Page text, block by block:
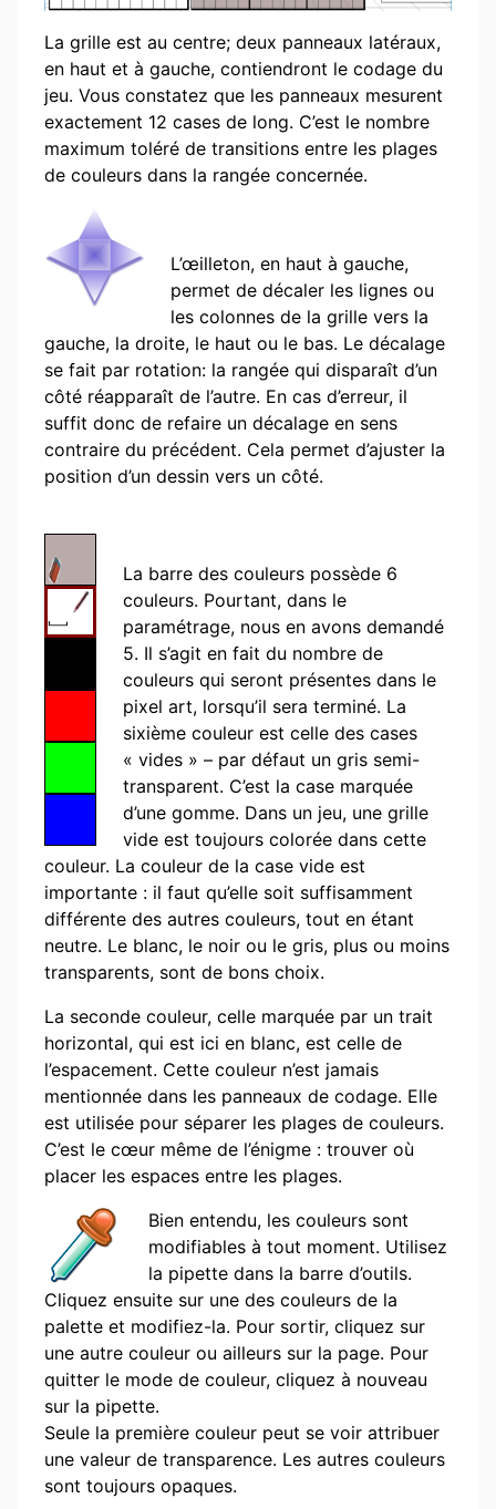
La grille est au centre; deux panneaux latéraux,
en haut et à gauche, contiendront le codage du
jeu. Vous constatez que les panneaux mesurent
exactement 12 cases de long. C’est le nombre
maximum toléré de transitions entre les plages
de couleurs dans la rangée concernée.
L’œilleton, en haut à gauche,
permet de décaler les lignes ou
les colonnes de la grille vers la
gauche, la droite, le haut ou le bas. Le décalage
se fait par rotation: la rangée qui disparaît d’un
côté réapparaît de l’autre. En cas d’erreur, il
suffit donc de refaire un décalage en sens
contraire du précédent. Cela permet d’ajuster la
position d’un dessin vers un côté.
La barre des couleurs possède 6
couleurs. Pourtant, dans le
paramétrage, nous en avons demandé
5. Il s’agit en fait du nombre de
couleurs qui seront présentes dans le
pixel art, lorsqu’il sera terminé. La
sixième couleur est celle des cases
« vides » – par défaut un gris semi-
transparent. C’est la case marquée
d’une gomme. Dans un jeu, une grille
vide est toujours colorée dans cette
couleur. La couleur de la case vide est
importante : il faut qu’elle soit suffisamment
différente des autres couleurs, tout en étant
neutre. Le blanc, le noir ou le gris, plus ou moins
transparents, sont de bons choix.
La seconde couleur, celle marquée par un trait
horizontal, qui est ici en blanc, est celle de
l’espacement. Cette couleur n’est jamais
mentionnée dans les panneaux de codage. Elle
est utilisée pour séparer les plages de couleurs.
C’est le cœur même de l’énigme : trouver où
placer les espaces entre les plages.
Bien entendu, les couleurs sont
modifiables à tout moment. Utilisez
la pipette dans la barre d’outils.
Cliquez ensuite sur une des couleurs de la
palette et modifiez-la. Pour sortir, cliquez sur
une autre couleur ou ailleurs sur la page. Pour
quitter le mode de couleur, cliquez à nouveau
sur la pipette.
Seule la première couleur peut se voir attribuer
une valeur de transparence. Les autres couleurs
sont toujours opaques.